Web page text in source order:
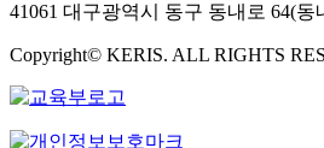
41061 대구광역시 동구 동내로 64(동
Copyright© KERIS. ALL RIGHTS